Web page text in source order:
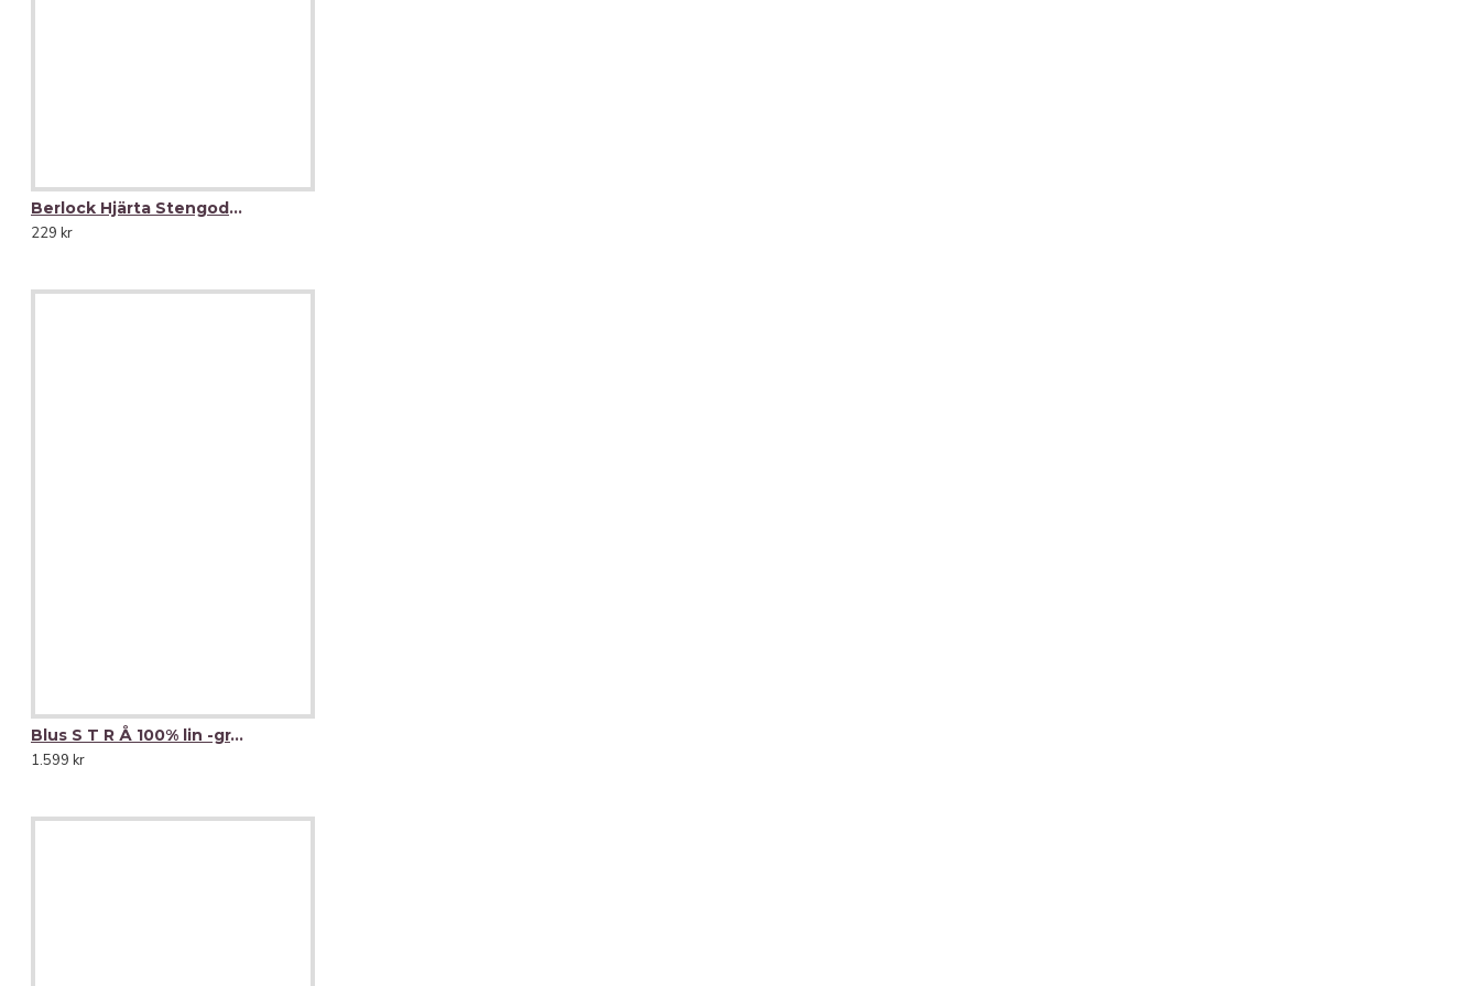
Berlock Hjärta Stengods -välj färg-
229 kr
Blus S T R Å 100% lin -grafitgrått (charcoal)-
1.599 kr